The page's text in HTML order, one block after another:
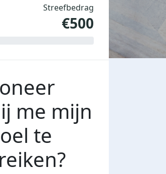
Streefbedrag
€500
me mijn
te